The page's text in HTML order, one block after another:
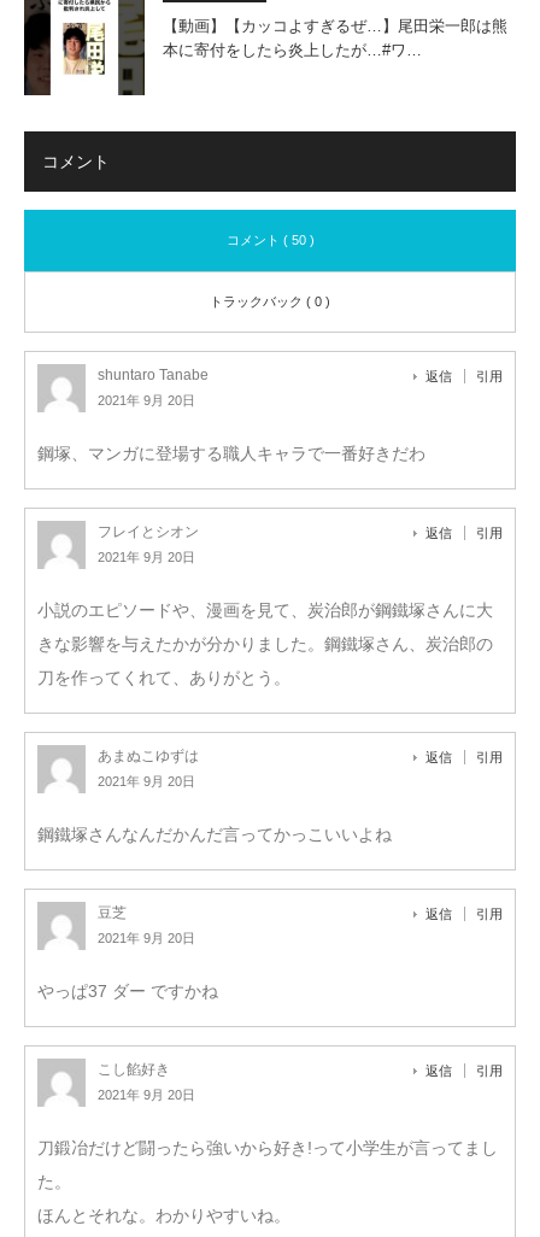
【動画】【カッコよすぎるぜ…】尾田栄一郎は熊
本に寄付をしたら炎上したが…#ワ…
コメント
コメント ( 50 )
トラックバック ( 0 )
shuntaro Tanabe
2021年 9月 20日
返信 引用
鋼塚、マンガに登場する職人キャラで一番好きだわ
フレイとシオン
2021年 9月 20日
返信 引用
小説のエピソードや、漫画を見て、炭治郎が鋼鐵塚さんに大
きな影響を与えたかが分かりました。鋼鐵塚さん、炭治郎の
刀を作ってくれて、ありがとう。
あまぬこゆずは
2021年 9月 20日
返信 引用
鋼鐵塚さんなんだかんだ言ってかっこいいよね
豆芝
2021年 9月 20日
返信 引用
やっぱ37 ダー ですかね
こし餡好き
2021年 9月 20日
返信 引用
刀鍛冶だけど闘ったら強いから好き!って小学生が言ってまし
た。
ほんとそれな。わかりやすいね。